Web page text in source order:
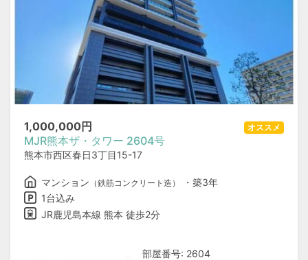
1,000,000円
MJR熊本ザ・タワー 2604号
熊本市西区春日3丁目15-17
オススメ
マンション （鉄筋コンクリート造）
・築3年
1台込み
JR鹿児島本線 熊本 徒歩2分
部屋番号: 2604